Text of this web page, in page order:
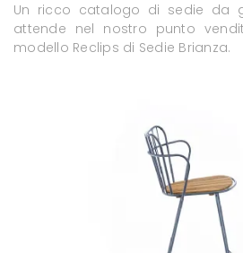
Un ricco catalogo di sedie da
attende nel nostro punto
modello Reclips di Sedie Brianza.